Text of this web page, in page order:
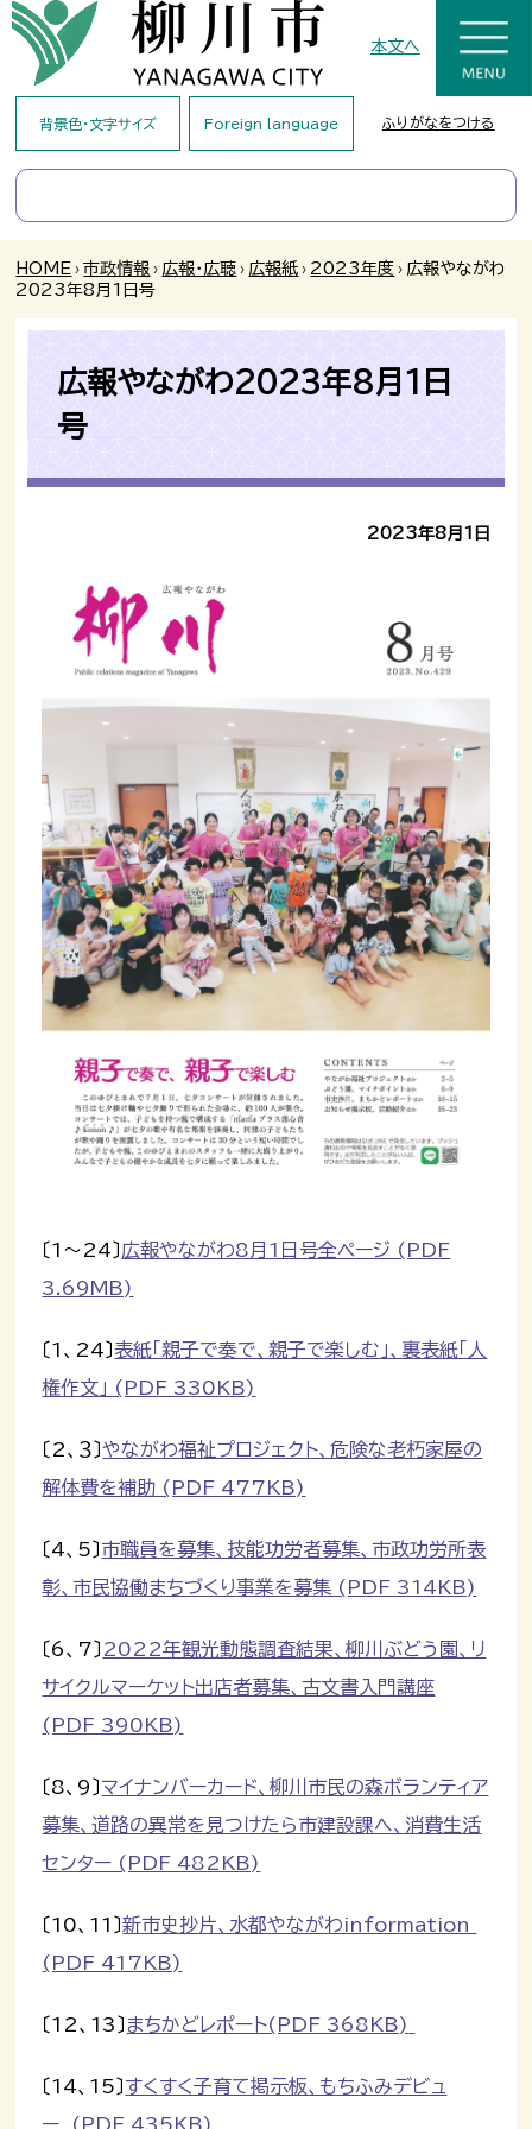
本文へ
背景色・文字サイズ Foreign language ふりがなをつける
HOME › 市政情報 › 広報・広聴 › 広報紙 › 2023年度 › 広報やながわ
2023年8月1日号
広報やながわ2023年8月1日
号
2023年8月1日
〔1～24〕 広報やながわ8月1日号全ページ (PDF
3.69MB)
〔1、24〕表紙「親子で奏で、親子で楽しむ」、裏表紙「人
権作文」 (PDF 330KB)
〔2、３〕やながわ福祉プロジェクト、危険な老朽家屋の
解体費を補助 (PDF 477KB)
〔4、5〕市職員を募集、技能功労者募集、市政功労所表
彰、市民協働まちづくり事業を募集 (PDF 314KB)
〔6、7〕 2022年観光動態調査結果、柳川ぶどう園、リ
サイクルマーケット出店者募集、古文書入門講座
(PDF 390KB)
〔8、9〕 マイナンバーカード、柳川市民の森ボランティア
募集、道路の異常を見つけたら市建設課へ、消費生活
センター (PDF 482KB)
〔10、11〕新市史抄片、水都やながわinformation
(PDF 417KB)
〔12、13〕 まちかどレポート(PDF 368KB)
〔14、15〕 すくすく子育て掲示板、もちふみデビュ
ー (PDF 435KB)